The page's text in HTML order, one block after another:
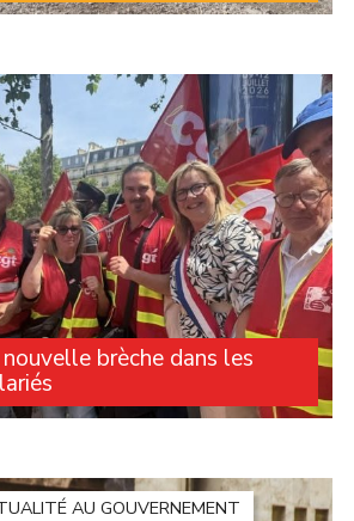
est contestée, de nombreux
les garanties apportées (...)
brèche dans les
la question du travail le 1er mai a
autorise les (...)
AU GOUVERNEMENT